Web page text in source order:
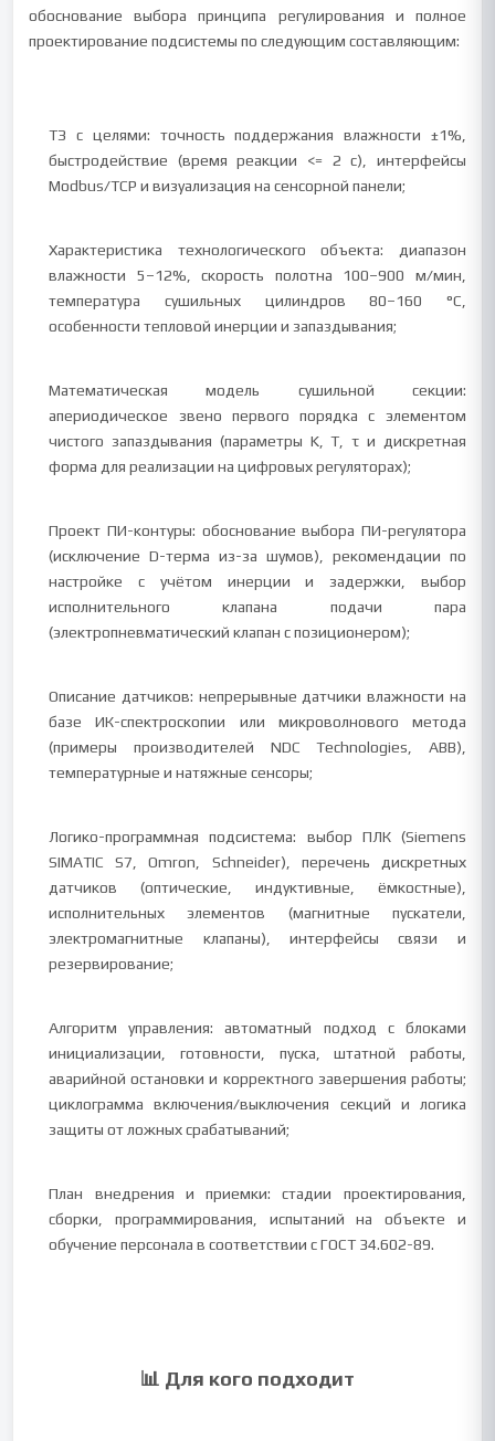
обоснование выбора принципа регулирования и полное
проектирование подсистемы по следующим составляющим:
ТЗ с целями: точность поддержания влажности ±1%,
быстродействие (время реакции <= 2 с), интерфейсы
Modbus/TCP и визуализация на сенсорной панели;
Характеристика технологического объекта: диапазон
влажности 5–12%, скорость полотна 100–900 м/мин,
температура сушильных цилиндров 80–160 °C,
особенности тепловой инерции и запаздывания;
Математическая модель сушильной секции:
апериодическое звено первого порядка с элементом
чистого запаздывания (параметры K, T, τ и дискретная
форма для реализации на цифровых регуляторах);
Проект ПИ-контуры: обоснование выбора ПИ-регулятора
(исключение D-терма из-за шумов), рекомендации по
настройке с учётом инерции и задержки, выбор
исполнительного клапана подачи пара
(электропневматический клапан с позиционером);
Описание датчиков: непрерывные датчики влажности на
базе ИК-спектроскопии или микроволнового метода
(примеры производителей NDC Technologies, ABB),
температурные и натяжные сенсоры;
Логико-программная подсистема: выбор ПЛК (Siemens
SIMATIC S7, Omron, Schneider), перечень дискретных
датчиков (оптические, индуктивные, ёмкостные),
исполнительных элементов (магнитные пускатели,
электромагнитные клапаны), интерфейсы связи и
резервирование;
Алгоритм управления: автоматный подход с блоками
инициализации, готовности, пуска, штатной работы,
аварийной остановки и корректного завершения работы;
циклограмма включения/выключения секций и логика
защиты от ложных срабатываний;
План внедрения и приемки: стадии проектирования,
сборки, программирования, испытаний на объекте и
обучение персонала в соответствии с ГОСТ 34.602-89.
📊 Для кого подходит